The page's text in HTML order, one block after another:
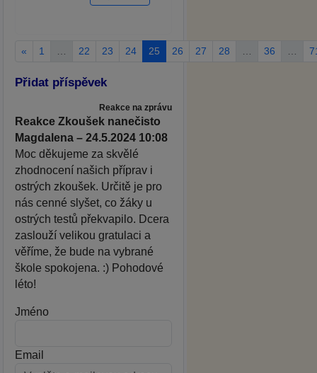
« 1 22 23 24 25 26 27 28 36
Přidat příspěvek
Reakce na zprávu
Reakce Zkoušek nanečisto
Magdalena – 24.5.2024 10:08
Moc děkujeme za skvělé
zhodnocení našich příprav i
ostrých zkoušek. Určitě je pro
nás cenné slyšet, co žáky u
ostrých testů překvapilo. Dcera
zaslouží velikou gratulaci a
věříme, že bude na vybrané
škole spokojena. :) Pohodové
léto!
Jméno
Email